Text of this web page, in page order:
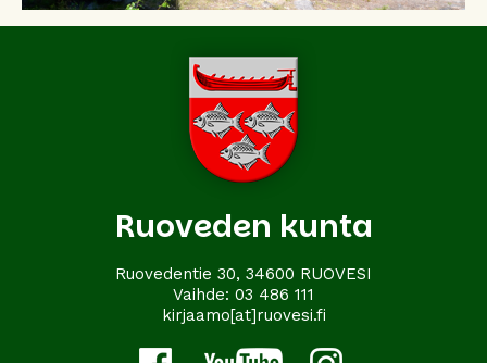
Ruoveden kunta
Ruovedentie 30, 34600 RUOVESI
Vaihde: 03 486 111
kirjaamo[at]ruovesi.fi